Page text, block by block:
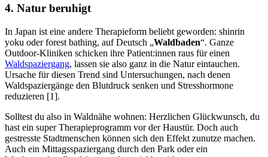
4. Natur beruhigt
In Japan ist eine andere Therapieform beliebt geworden: shinrin
yoku oder forest bathing, auf Deutsch „Waldbaden“. Ganze
Outdoor-Kliniken schicken ihre Patient:innen raus für einen
Waldspaziergang, lassen sie also ganz in die Natur eintauchen.
Ursache für diesen Trend sind Untersuchungen, nach denen
Waldspaziergänge den Blutdruck senken und Stresshormone
reduzieren [1].
Solltest du also in Waldnähe wohnen: Herzlichen Glückwunsch, du
hast ein super Therapieprogramm vor der Haustür. Doch auch
gestresste Stadtmenschen können sich den Effekt zunutze machen.
Auch ein Mittagsspaziergang durch den Park oder ein